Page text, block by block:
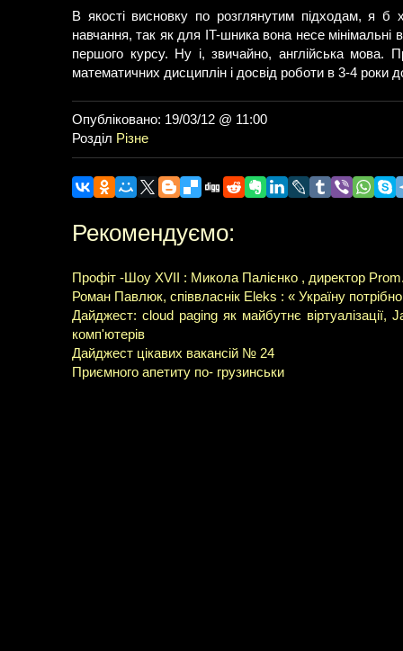
В якості висновку по розглянутим підходам, я
навчання, так як для IT-шника вона несе мінімальні
першого курсу. Ну і, звичайно, англійська мова.
математичних дисциплін і досвід роботи в 3-4 роки
Опубліковано: 19/03/12 @ 11:00
Розділ Різне
Рекомендуємо:
Профіт -Шоу XVII : Микола Палієнко , директор
Роман Павлюк, співвласнік Eleks : « Україну
Дайджест: cloud paging як майбутнє віртуалізації,
комп'ютерів
Дайджест цікавих вакансій № 24
Приємного апетиту по- грузинськи